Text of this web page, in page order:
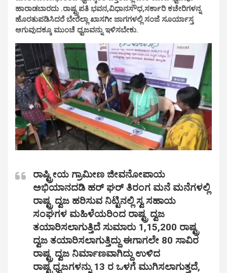
ಹಾರಾಡಬಾರದು .ರಾಷ್ಟ್ರಪತಿ ಭವನ,ವಿಧಾನಸೌಧ,ಸರ್ಕಾರಿ ಕಚೇರಿಗಳನ್ನ
ಹೊರತುಪಡಿಸಿದರೆ ಬೇರೆಲ್ಲಾ ಖಾಸಗೀ ಜಾಗಗಳಲ್ಲಿ ಸಂಜೆ ಸೂರ್ಯಾಸ್ತ
ಆಗುವುದಕ್ಕೂ ಮುಂಚೆ ಧ್ವಜವನ್ನು ಇಳಿಸಬೇಕು.
ರಾಷ್ಟ್ರೀಯ ಗ್ರಾಮೀಣ ಜೀವನೋಪಾಯ
ಅಭಿಯಾನದಡಿ ಹರ್ ಘರ್ ತಿರಂಗ ಮನೆ ಮನೆಗಳಲ್ಲಿ
ರಾಷ್ಟ್ರ ದ್ವಜ ಹರಿಸುವ ನಿಟ್ಟಿನಲ್ಲಿ ಸ್ವ ಸಹಾಯ
ಸಂಘಗಳ ಮಹಿಳೆಯರಿಂದ ರಾಷ್ಟ್ರ ದ್ವಜ
ತಯಾರಿಸಲಾಗುತ್ತಿದೆ ಸುಮಾರು 1,15,200 ರಾಷ್ಟ್ರ
ದ್ವಜ ತಯಾರಿಸಲಾಗುತ್ತಿದ್ದು ಈಗಾಗಲೇ 80 ಸಾವಿರ
ರಾಷ್ಟ್ರ ದ್ವಜ ನಿರ್ಮಾಣವಾಗಿದ್ದು ಉಳಿದ
ರಾಷ್ಟ್ರಧ್ವಜಗಳನ್ನು 13 ರ ಒಳಗೆ ಮುಗಿಸಲಾಗುತ್ತದೆ,